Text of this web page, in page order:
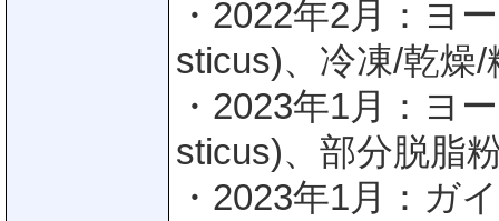
・2022年2月：ヨ
sticus)、冷凍/乾燥/
・2023年1月：ヨ
sticus)、部分脱脂
・2023年1月：ガ